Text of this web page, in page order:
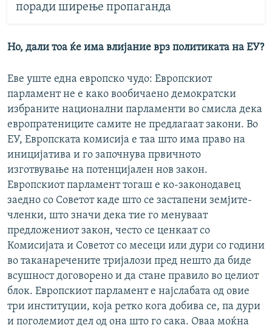
поради ширење пропаганда
Но, дали тоа ќе има влијание врз политиката на ЕУ?
Еве уште една европско чудо: Европскиот
парламент не е како вообичаено демократски
избраните национални парламенти во смисла дека
европратениците самите не предлагаат закони. Во
ЕУ, Европската комисија е таа што има право на
иницијатива и го започнува првичното
изготвување на потенцијален нов закон.
Европскиот парламент тогаш е ко-законодавец
заедно со Советот каде што се застапени земјите-
членки, што значи дека тие го менуваат
предложениот закон, често се ценкаат со
Комисијата и Советот со месеци или дури со години
во таканаречените тријалози пред нешто да биде
всушност договорено и да стане правило во целиот
блок. Европскиот парламент е најслабата од овие
три институции, која ретко кога добива се, па дури
и поголемиот дел од она што го сака. Оваа моќна